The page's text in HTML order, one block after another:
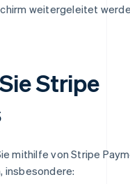
weitergeleitet
Stripe
mithilfe von Stripe
insbesondere: